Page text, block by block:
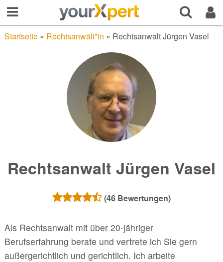
Startseite» Rechtsanwält*in » Rechtsanwalt Jürgen Vasel
Rechtsanwalt Jürgen Vasel
(46Bewertungen)
Als Rechtsanwalt mit über 20-jähriger
Berufserfahrung berate und vertrete ich Sie gern
außergerichtlich und gerichtlich. Ich arbeite